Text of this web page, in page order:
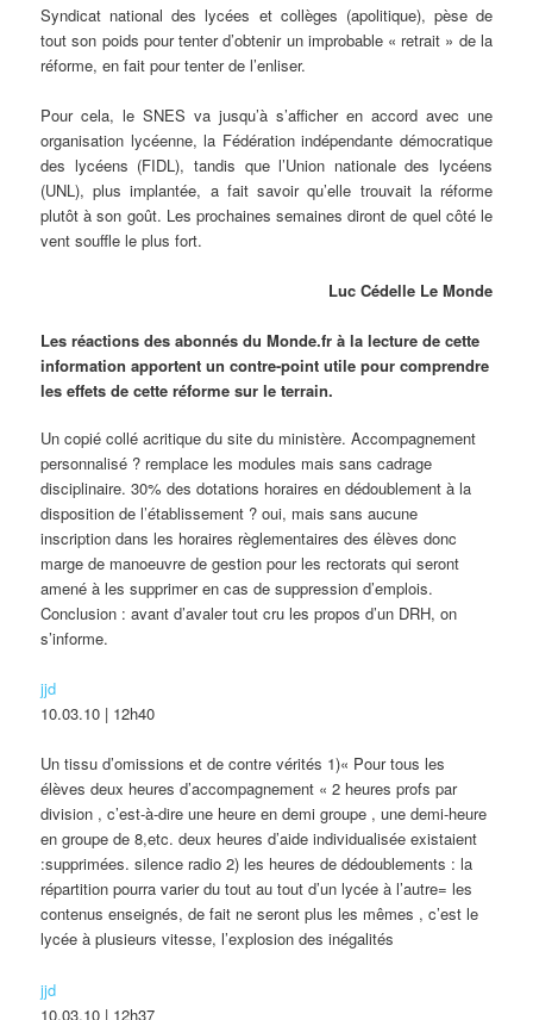
Syndicat national des lycées et collèges (apolitique), pèse de
tout son poids pour tenter d’obtenir un improbable « retrait » de la
réforme, en fait pour tenter de l’enliser.
Pour cela, le SNES va jusqu’à s’afficher en accord avec une
organisation lycéenne, la Fédération indépendante démocratique
des lycéens (FIDL), tandis que l’Union nationale des lycéens
(UNL), plus implantée, a fait savoir qu’elle trouvait la réforme
plutôt à son goût. Les prochaines semaines diront de quel côté le
vent souffle le plus fort.
Luc Cédelle Le Monde
Les réactions des abonnés du Monde.fr à la lecture de cette
information apportent un contre-point utile pour comprendre
les effets de cette réforme sur le terrain.
Un copié collé acritique du site du ministère. Accompagnement
personnalisé ? remplace les modules mais sans cadrage
disciplinaire. 30% des dotations horaires en dédoublement à la
disposition de l’établissement ? oui, mais sans aucune
inscription dans les horaires règlementaires des élèves donc
marge de manoeuvre de gestion pour les rectorats qui seront
amené à les supprimer en cas de suppression d’emplois.
Conclusion : avant d’avaler tout cru les propos d’un DRH, on
s’informe.
jjd
10.03.10 | 12h40
Un tissu d’omissions et de contre vérités 1)« Pour tous les
élèves deux heures d’accompagnement « 2 heures profs par
division , c’est-à-dire une heure en demi groupe , une demi-heure
en groupe de 8,etc. deux heures d’aide individualisée existaient
:supprimées. silence radio 2) les heures de dédoublements : la
répartition pourra varier du tout au tout d’un lycée à l’autre= les
contenus enseignés, de fait ne seront plus les mêmes , c’est le
lycée à plusieurs vitesse, l’explosion des inégalités
jjd
10.03.10 | 12h37